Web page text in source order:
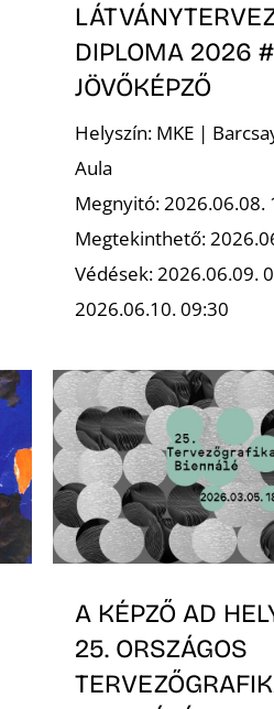
DIPLOMA 2026 #
JÖVŐKÉPZŐ
Helyszín: MKE |
Aula
Megnyitó: 2026.06.08.
Megtekinthető:
Védések: 2026.06.09.
2026.06.10. 09:30
A KÉPZŐ AD
25. ORSZÁGOS